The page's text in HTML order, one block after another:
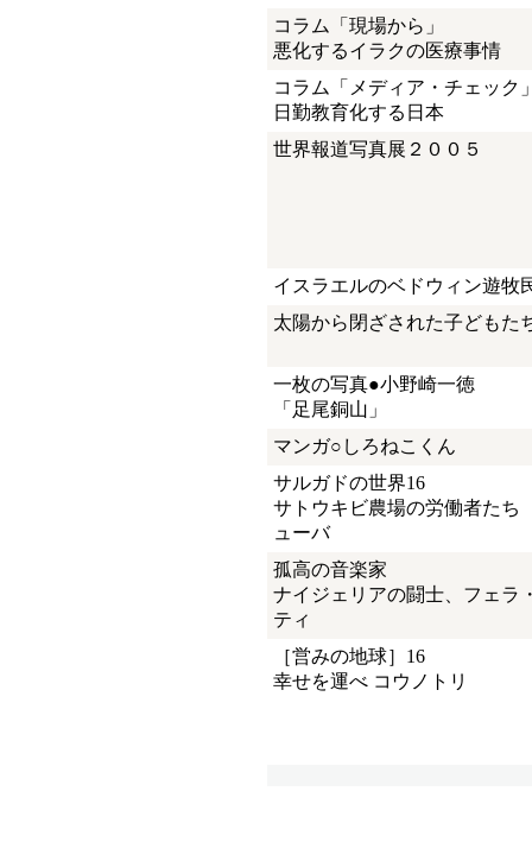
コラム「現場から」
悪化するイラクの医療事情
コラム「メディア・チェック
日勤教育化する日本
世界報道写真展２００５
イスラエルのベドウィン遊牧
太陽から閉ざされた子どもた
一枚の写真●小野崎一徳
「足尾銅山」
マンガ○しろねこくん
サルガドの世界16
サトウキビ農場の労働者た
ューバ
孤高の音楽家
ナイジェリアの闘士、フェラ
ティ
［営みの地球］16
幸せを運べ コウノトリ